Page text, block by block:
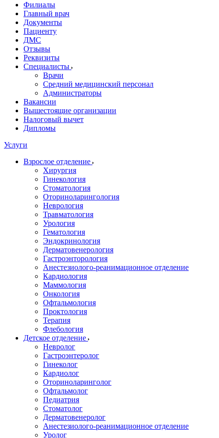
Филиалы
Главный врач
Документы
Пациенту
ДМС
Отзывы
Реквизиты
Специалисты
Врачи
Средний медицинский персонал
Администраторы
Вакансии
Вышестоящие организации
Налоговый вычет
Дипломы
Услуги
Взрослое отделение
Хирургия
Гинекология
Стоматология
Оториноларингология
Неврология
Травматология
Урология
Гематология
Эндокринология
Дерматовенерология
Гастроэнторология
Анестезиолого-реанимационное отделение
Кардиология
Маммология
Онкология
Офтальмология
Проктология
Терапия
Флебология
Детское отделение
Невролог
Гастроэнтеролог
Гинеколог
Кардиолог
Оториноларинголог
Офтальмолог
Педиатрия
Стоматолог
Дерматовенеролог
Анестезиолого-реанимационное отделение
Уролог